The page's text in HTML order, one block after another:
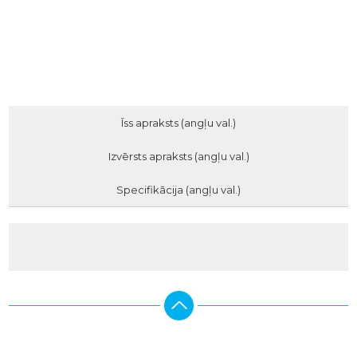
Īss apraksts (angļu val.)
Izvērsts apraksts (angļu val.)
Specifikācija (angļu val.)